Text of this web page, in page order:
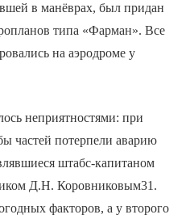
в манёврах, был придан
типа «Фарман». Все
на аэродроме у
неприятностями: при
частей потерпели аварию
штабс-капитаном
Д.Н. Коровниковым31.
факторов, а у второго